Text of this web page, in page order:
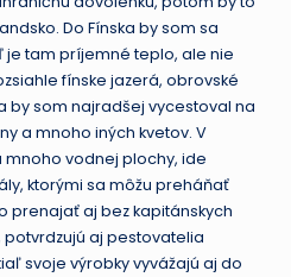
Do Fínska by som sa
je tam príjemné teplo, ale nie
fínske jazerá, obrovské
by som najradšej vycestoval na
a mnoho iných kvetov. V
mnoho vodnej plochy, ide
ktorými sa môžu preháňať
prenajať aj bez kapitánskych
potvrdzujú aj pestovatelia
svoje výrobky vyvážajú aj do